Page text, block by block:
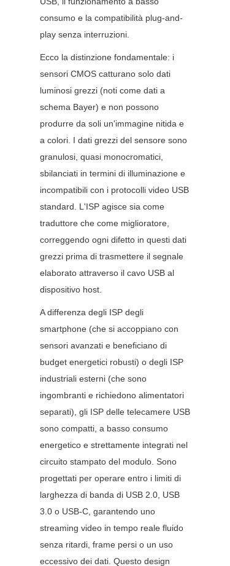
consumo e la compatibilità plug-and-
play senza interruzioni.
Ecco la distinzione fondamentale: i
sensori CMOS catturano solo dati
luminosi grezzi (noti come dati a
schema Bayer) e non possono
produrre da soli un'immagine nitida e
a colori. I dati grezzi del sensore sono
granulosi, quasi monocromatici,
sbilanciati in termini di illuminazione e
incompatibili con i protocolli video USB
standard. L'ISP agisce sia come
traduttore che come miglioratore,
correggendo ogni difetto in questi dati
grezzi prima di trasmettere il segnale
elaborato attraverso il cavo USB al
dispositivo host.
A differenza degli ISP degli
smartphone (che si accoppiano con
sensori avanzati e beneficiano di
budget energetici robusti) o degli ISP
industriali esterni (che sono
ingombranti e richiedono alimentatori
separati), gli ISP delle telecamere USB
sono compatti, a basso consumo
energetico e strettamente integrati nel
circuito stampato del modulo. Sono
progettati per operare entro i limiti di
larghezza di banda di USB 2.0, USB
3.0 o USB-C, garantendo uno
streaming video in tempo reale fluido
senza ritardi, frame persi o un uso
eccessivo dei dati. Questo design